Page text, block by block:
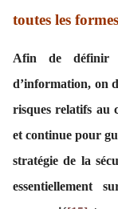
toutes les
Afin de définir
d’information, on
risques relatifs au
et continue pour
stratégie de la
essentiellement